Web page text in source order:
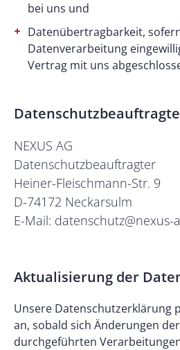
bei uns und
Datenübertragbarkeit,
Datenverarbeitung
Vertrag mit uns
NEXUS AG
Datenschutzbeauftragter
Heiner-Fleischmann-Str. 9
D-74172 Neckarsulm
E-Mail: datenschutz@nexus-
Aktualisierung der
Unsere Datenschutzerklärung
an, sobald sich Änderungen
durchgeführten